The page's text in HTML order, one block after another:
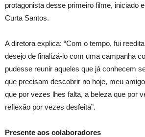
protagonista desse primeiro filme, iniciado
Curta Santos.
A diretora explica: “Com o tempo, fui
desejo de finalizá-lo com uma campanha
pudesse reunir aqueles que já conhecem
que precisam descobrir no hoje, meu
que por vezes lhes falta, a beleza que por
reflexão por vezes desfeita”.
Presente aos colaboradores